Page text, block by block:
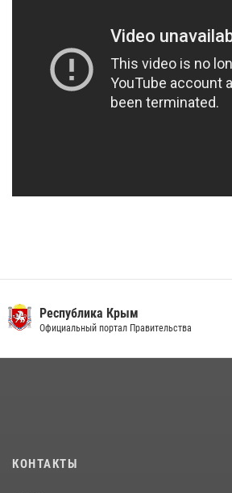
Республика Крым
Официальный портал Правительства
КОНТАКТЫ